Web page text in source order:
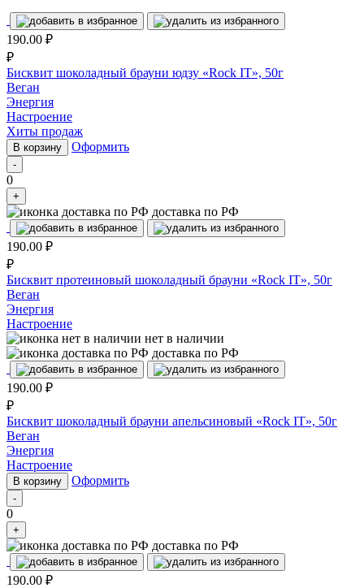
190.00 ₽
₽
Бисквит шоколадный брауни юдзу «Rock IT», 50г
Веган
Энергия
Настроение
Хиты продаж
В корзину Оформить
-
0
+
доставка по РФ
190.00 ₽
₽
Бисквит протеиновый шоколадный брауни «Rock IT», 50г
Веган
Энергия
Настроение
нет в наличии
доставка по РФ
190.00 ₽
₽
Бисквит шоколадный брауни апельсиновый «Rock IT», 50г
Веган
Энергия
Настроение
В корзину Оформить
-
0
+
доставка по РФ
190.00 ₽